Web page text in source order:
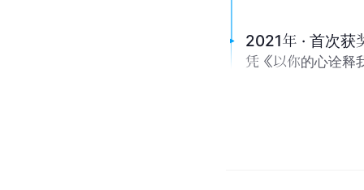
2021年 · 首次获
凭《以你的心诠释